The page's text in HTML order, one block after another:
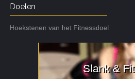
Doelen
Hoekstenen van het Fitnessdoel
Slank & Fit